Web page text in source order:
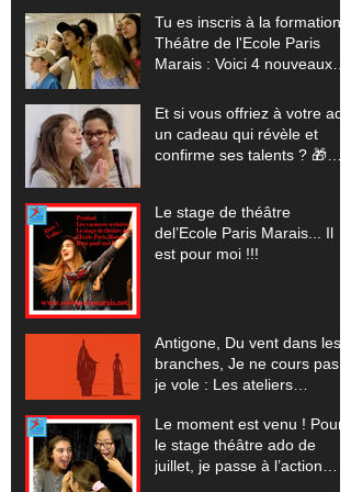
talent (+ tes vidéos offertes)
Tu es inscris à la formation
Théâtre de l'Ecole Paris
Marais : Voici 4 nouveaux
limites (+ tes vidéos
offertes) 🎬
Et si vous offriez à votre ado
un cadeau qui révèle et
confirme ses talents ? 🎁
théâtre, cinéma, comédie
musicale, improvisation)
Le stage de théâtre
del’Ecole Paris Marais... Il
est pour moi !!!
Antigone, Du vent dans les
branches, Je ne cours pas
je vole : Les ateliers
Le moment est venu ! Pour
le stage théâtre ado de
juillet, je passe à l’action…